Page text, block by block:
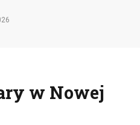
w Nowej